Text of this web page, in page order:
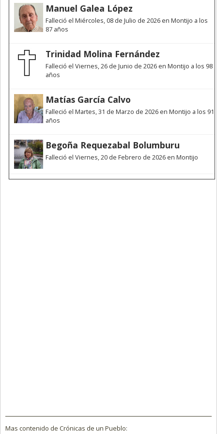
Manuel Galea López
Falleció el Miércoles, 08 de Julio de 2026 en Montijo a los
87 años
Trinidad Molina Fernández
Falleció el Viernes, 26 de Junio de 2026 en Montijo a los 98
años
Matías García Calvo
Falleció el Martes, 31 de Marzo de 2026 en Montijo a los 91
años
Begoña Requezabal Bolumburu
Falleció el Viernes, 20 de Febrero de 2026 en Montijo
Mas contenido de Crónicas de un Pueblo: